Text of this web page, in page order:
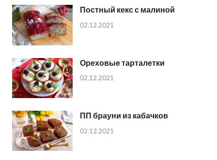
Постный кекс с малиной
02.12.2021
Ореховые тарталетки
02.12.2021
ПП брауни из кабачков
02.12.2021